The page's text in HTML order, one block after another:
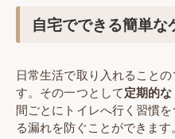
自宅でできる簡単な
日常生活で取り入れること
す。その一つとして定期的
間ごとにトイレへ行く習慣
る漏れを防ぐことができます。